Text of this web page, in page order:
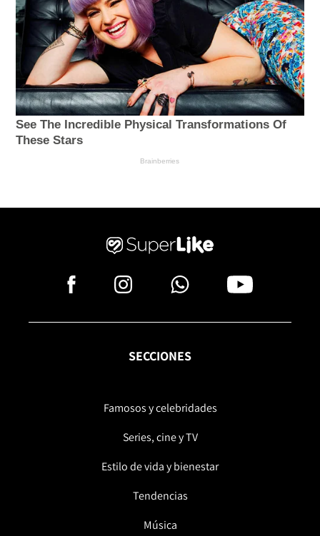
SECCIONES
Famosos y celebridades
Series, cine y TV
Estilo de vida y bienestar
Tendencias
Música